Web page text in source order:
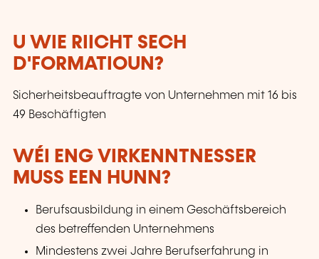
U WIE RIICHT SECH
D'FORMATIOUN?
Sicherheitsbeauftragte von Unternehmen mit 16 bis
49 Beschäftigten
WÉI ENG VIRKENNTNESSER
MUSS EEN HUNN?
Berufsausbildung in einem Geschäftsbereich
des betreffenden Unternehmens
Mindestens zwei Jahre Berufserfahrung in